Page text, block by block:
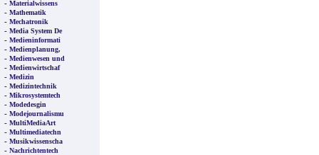
- Materialwissens
- Mathematik
- Mechatronik
- Media System De
- Medieninformati
- Medienplanung,
- Medienwesen und
- Medienwirtschaf
- Medizin
- Medizintechnik
- Mikrosystemtech
- Modedesgin
- Modejournalismu
- MultiMediaArt
- Multimediatechn
- Musikwissenscha
- Nachrichtentech